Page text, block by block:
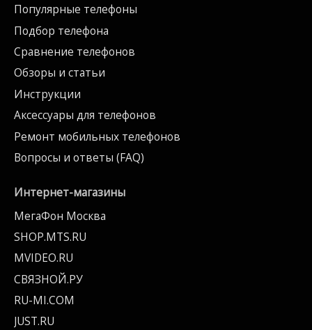
Популярные телефоны
Подбор телефона
Сравнение телефонов
Обзоры и статьи
Инструкции
Аксессуары для телефонов
Ремонт мобильных телефонов
Вопросы и ответы (FAQ)
Интернет-магазины
МегаФон Москва
SHOP.MTS.RU
MVIDEO.RU
СВЯЗНОЙ.РУ
RU-MI.COM
JUST.RU